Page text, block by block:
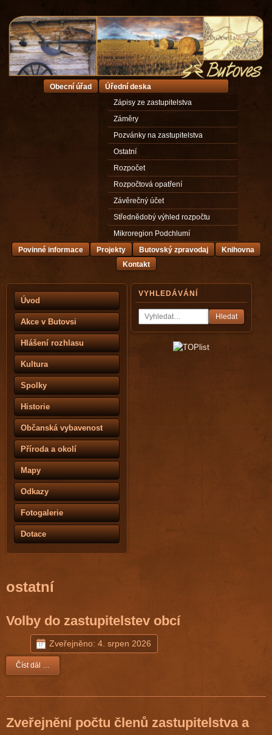
Úvod
Akce v Butovsi
Hlášení rozhlasu
Kultura
Spolky
Historie
Občanská vybavenost
Příroda a okolí
Mapy
Odkazy
Fotogalerie
Dotace
VYHLEDÁVÁNÍ
Hledat
Obecní úřad
Úřední deska
Zápisy ze zastupitelstva
Záměry
Pozvánky na zastupitelstva
Ostatní
Rozpočet
Rozpočtová opatření
Závěrečný účet
Střednědobý výhled rozpočtu
Mikroregion Podchlumí
Povinné informace
Projekty Butovský zpravodaj
Knihovna
Kontakt
ostatní
Volby do zastupitelstev obcí
Zveřejněno: 4. srpen 2026
Číst dál …
Zveřejnění počtu členů zastupitelstva a